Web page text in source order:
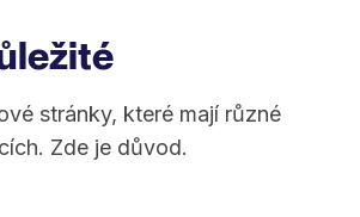
stránky, které mají různé
Zde je důvod.